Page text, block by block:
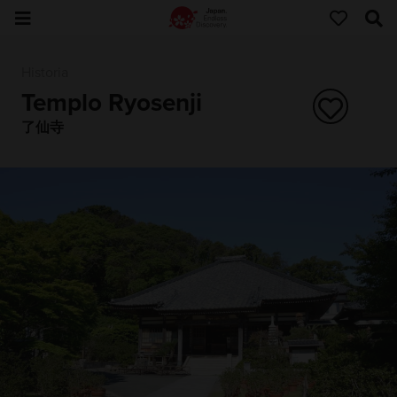
Templo Ryosenji
了仙寺